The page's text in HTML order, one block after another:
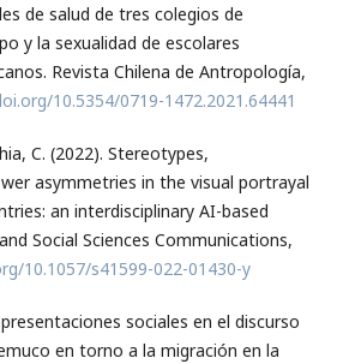
de salud de tres colegios de
y la sexualidad de escolares
Revista Chilena de Antropología,
10.5354/0719-1472.2021.64441
C. (2022). Stereotypes,
asymmetries in the visual portrayal
an interdisciplinary AI-based
Social Sciences Communications,
10.1057/s41599-022-01430-y
sociales en el discurso
en torno a la migración en la